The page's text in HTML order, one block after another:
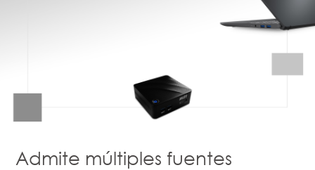
Admite múltiples fuentes